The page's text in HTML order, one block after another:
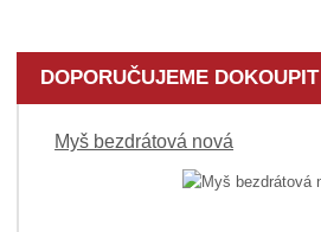
DOPORUČUJEME DOKOUPIT
Myš bezdrátová nová